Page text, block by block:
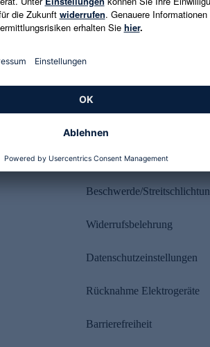
Rechtliches
Beschwerde/
Widerrufsbelehrung
Datenschutzeinstellungen
Rücknahme Elektrogeräte
Barrierefreiheit